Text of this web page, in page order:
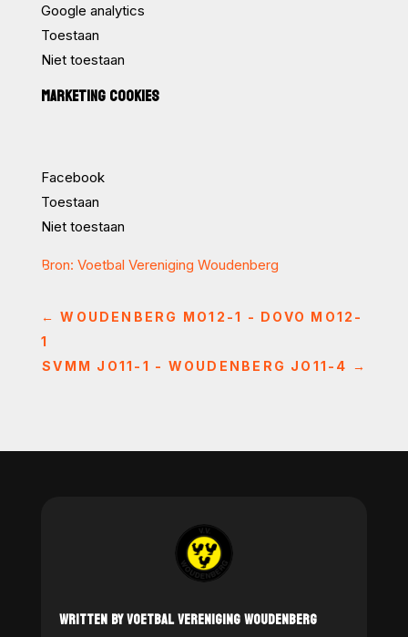
Google analytics
Toestaan
Niet toestaan
MARKETING COOKIES
Facebook
Toestaan
Niet toestaan
Bron: Voetbal Vereniging Woudenberg
←WOUDENBERG MO12-1 - DOVO MO12-
1
SVMM JO11-1 - WOUDENBERG JO11-4 →
WRITTEN BY VOETBAL VERENIGING WOUDENBERG